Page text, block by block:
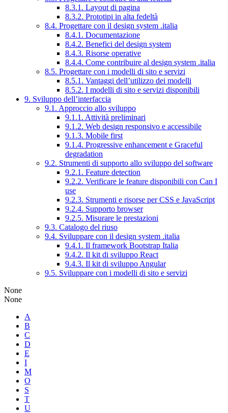
8.3.1. Layout di pagina
8.3.2. Prototipi in alta fedeltà
8.4. Progettare con il design system .italia
8.4.1. Documentazione
8.4.2. Benefici del design system
8.4.3. Risorse operative
8.4.4. Come contribuire al design system .italia
8.5. Progettare con i modelli di sito e servizi
8.5.1. Vantaggi dell’utilizzo dei modelli
8.5.2. I modelli di sito e servizi disponibili
9. Sviluppo dell’interfaccia
9.1. Approccio allo sviluppo
9.1.1. Attività preliminari
9.1.2. Web design responsivo e accessibile
9.1.3. Mobile first
9.1.4. Progressive enhancement e Graceful
degradation
9.2. Strumenti di supporto allo sviluppo del software
9.2.1. Feature detection
9.2.2. Verificare le feature disponibili con Can I
use
9.2.3. Strumenti e risorse per CSS e JavaScript
9.2.4. Supporto browser
9.2.5. Misurare le prestazioni
9.3. Catalogo del riuso
9.4. Sviluppare con il design system .italia
9.4.1. Il framework Bootstrap Italia
9.4.2. Il kit di sviluppo React
9.4.3. Il kit di sviluppo Angular
9.5. Sviluppare con i modelli di sito e servizi
None
None
A
B
C
D
E
I
M
O
S
T
U